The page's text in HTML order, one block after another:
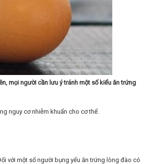
mọi người cần lưu ý tránh một số kiểu ăn trứng
nguy cơ nhiễm khuẩn cho cơ thể.
với một số người bụng yếu ăn trứng lòng đào có